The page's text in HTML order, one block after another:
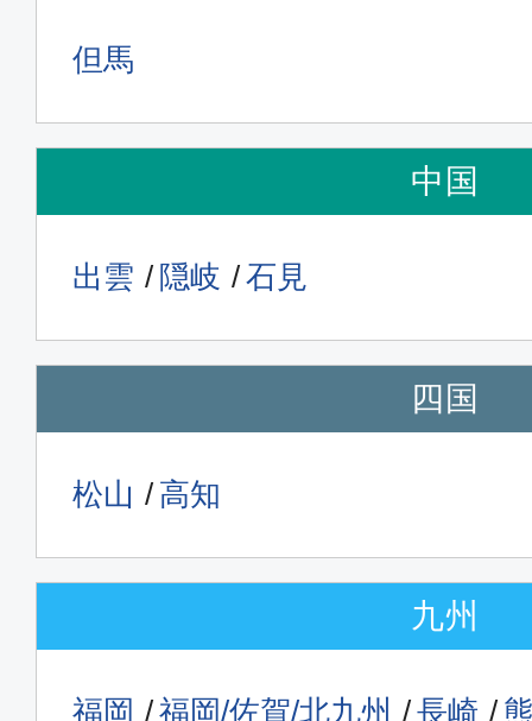
但馬
中国
出雲 隠岐 石見
四国
松山 高知
九州
福岡 福岡/佐賀/北九州 長崎